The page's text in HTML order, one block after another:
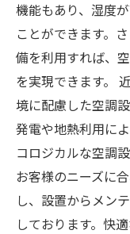
機能もあり、湿度
ことができます。
備を利用すれば、
を実現できます。
境に配慮した空調
発電や地熱利用に
コロジカルな空調
お客様のニーズに
し、設置からメン
しております。快